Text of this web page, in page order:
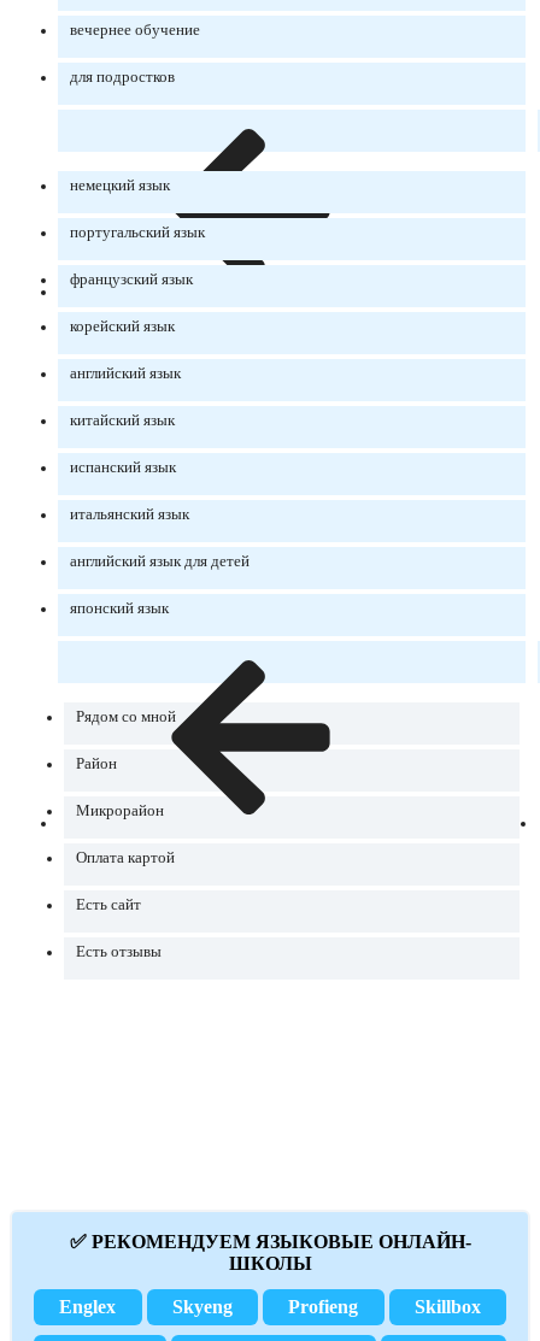
вечернее обучение
для подростков
немецкий язык
португальский язык
французский язык
корейский язык
английский язык
китайский язык
испанский язык
итальянский язык
английский язык для детей
японский язык
Рядом со мной
Район
Микрорайон
Оплата картой
Есть сайт
Есть отзывы
✅ РЕКОМЕНДУЕМ ЯЗЫКОВЫЕ ОНЛАЙН-
ШКОЛЫ
Englex Skyeng Profieng Skillbox